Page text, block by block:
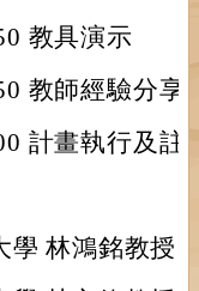
教具演示
教師經驗分享
計畫執行及註
學 林鴻銘教授